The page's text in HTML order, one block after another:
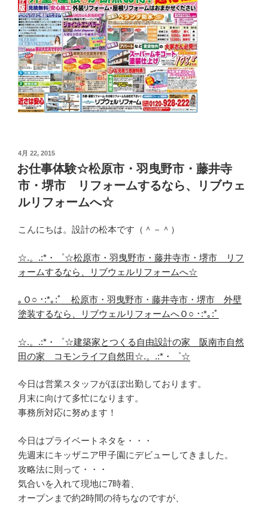
投
稿
日:
4月 22, 2015
お仕事体験☆松原市・羽曳野市・藤井寺
市・堺市 リフォームするなら、リブウェ
ルリフォームへ☆
こんにちは。設計の松本です（＾－＾）
☆.。.:*・゜☆松原市・羽曳野市・藤井寺市・堺市 リフ
ォームするなら、リブウェルリフォームへ☆
｡Ｏ○ ･:*｡:ﾟ 松原市・羽曳野市・藤井寺市・堺市 外壁
塗装するなら、リブウェルリフォームへＯ○ ･:*｡:ﾟ
☆.。.:*・゜☆建築家とつくる自由設計の家 阪南市自然
田の家 コモンライフ自然田☆.。.:*・゜☆
今日は営業スタッフがほぼ出勤しております。
月末に向けて多忙になります。
事務所対応に努めます！
今日はプライベートネタを・・・
先週末にキッザニア甲子園にデビューしてきました。
攻略法に則って・・・
気合いを入れて現地に7時着、
オープンまで約2時間の待ちなのですが、